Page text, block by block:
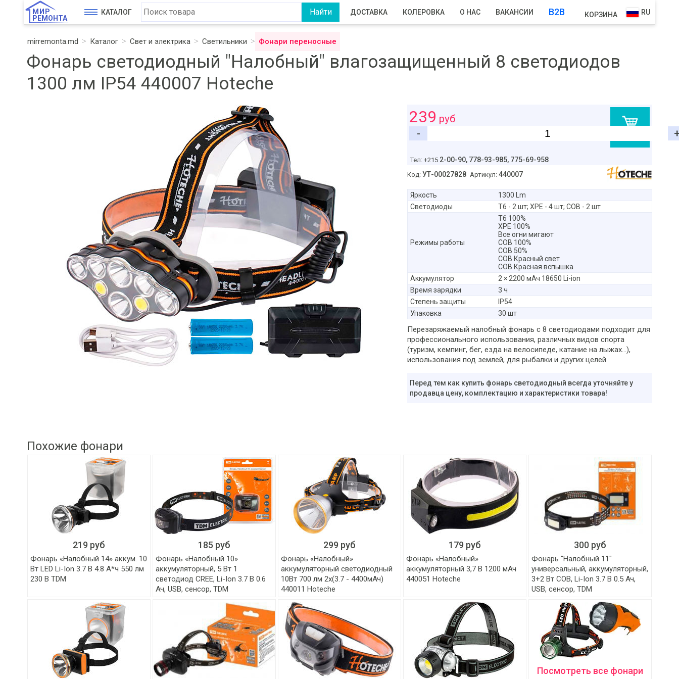
МИР
РЕМОНТА
КАТАЛОГ ДОСТАВКА КОЛЕРОВКА О НАС ВАКАНСИИ B2B КОРЗИНА RU
mirremonta.md Каталог Свет и электрика Светильники Фонари переносные
Фонарь светодиодный "Налобный" влагозащищенный 8 светодиодов
1300 лм IP54 440007 Hoteche
239 руб
-
Тел: +215 2-00-90, 778-93-985, 775-69-958
Код: УТ-00027828 Артикул: 440007
Яркость
1300 Lm
Светодиоды
T6 - 2 шт; XPE - 4 шт; COB - 2 шт
Режимы работы
T6 100%
XPE 100%
Все огни мигают
COB 100%
COB 50%
COB Красный свет
COB Красная вспышка
Аккумулятор
2 × 2200 мАч 18650 Li-ion
Время зарядки
3 ч
Степень защиты
IP54
Упаковка
30 шт
Перезаряжаемый налобный фонарь с 8 светодиодами подходит для
профессионального использования, различных видов спорта
(туризм, кемпинг, бег, езда на велосипеде, катание на лыжах...),
использования под землей, для рыбалки и других целей.
Перед тем как купить фонарь светодиодный всегда уточняйте у
продавца цену, комплектацию и характеристики товара!
Похожие фонари
219 руб
Фонарь «Налобный 14» аккум. 10
Вт LED Li-Ion 3.7 В 4.8 А*ч 550 лм
230 В TDM
185 руб
Фонарь «Налобный 10»
аккумуляторный, 5 Вт 1
светодиод CREE, Li-Ion 3.7 В 0.6
Ач, USB, сенсор, TDM
299 руб
Фонарь «Налобный»
аккумуляторный светодиодный
10Вт 700 лм 2х(3.7 - 4400мАч)
440011 Hoteche
179 руб
Фонарь «Налобный»
аккумуляторный 3,7 В 1200 мАч
440051 Hoteche
300 руб
Фонарь "Налобный 11"
универсальный, аккумуляторный,
3+2 Вт COB, Li-Ion 3.7 В 0.5 Ач,
USB, сенсор, TDM
Посмотреть все фонари